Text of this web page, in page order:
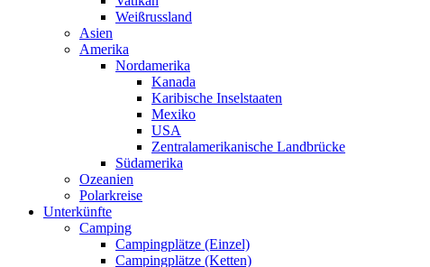
Weißrussland
Asien
Amerika
Nordamerika
Kanada
Karibische Inselstaaten
Mexiko
USA
Zentralamerikanische Landbrücke
Südamerika
Ozeanien
Polarkreise
Unterkünfte
Camping
Campingplätze (Einzel)
Campingplätze (Ketten)